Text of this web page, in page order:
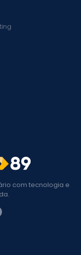
com tecnologia e